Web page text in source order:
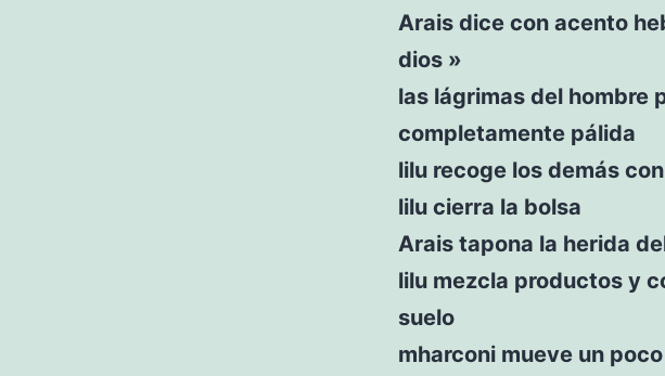
Arais dice con acento
dios »
las lágrimas del hombre
completamente pálida
lilu recoge los demás
lilu cierra la bolsa
Arais tapona la herida
lilu mezcla productos y
suelo
mharconi mueve un